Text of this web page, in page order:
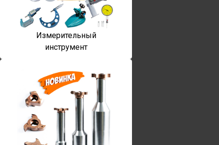
Измерительный
инструмент